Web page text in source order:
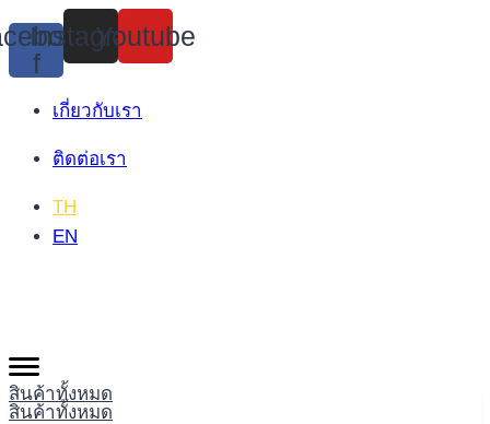
Skip
to
content
f
Instagram
Youtube
เกี่ยวกับเรา
ติดต่อเรา
TH
EN
สินค้าทั้งหมด
สินค้าทั้งหมด